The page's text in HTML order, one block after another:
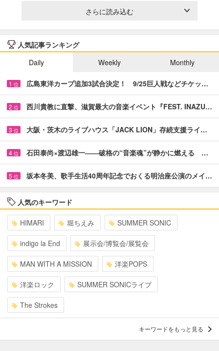
さらに読み込む
人気記事ランキング
Daily
Weekly Monthly
1 位 広島東洋カープ追加3試合決定！ 9/25巨人戦などチケッ…
2 位 西川貴教に直撃、滋賀最大の音楽イベント『FEST. INAZU…
3 位 大阪・茨木のライブハウス「JACK LION」存続支援ライ…
4 位 石田泰尚×渡辺雄一――破格の“音楽魂”が静かに燃える …
5 位 坂本冬美、歌手生活40周年記念でおくる明治座公演のメイ…
人気のキーワード
HIMARI 堀ちえみ SUMMER SONIC
indigo la End 展示会/博覧会/展覧会
MAN WITH A MISSION 洋楽POPS
洋楽ロック SUMMER SONICライブ
The Strokes
キーワードをもっと見る